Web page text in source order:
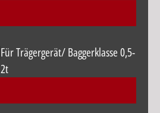
Für Trägergerät/ Baggerklasse 0,5-
2t